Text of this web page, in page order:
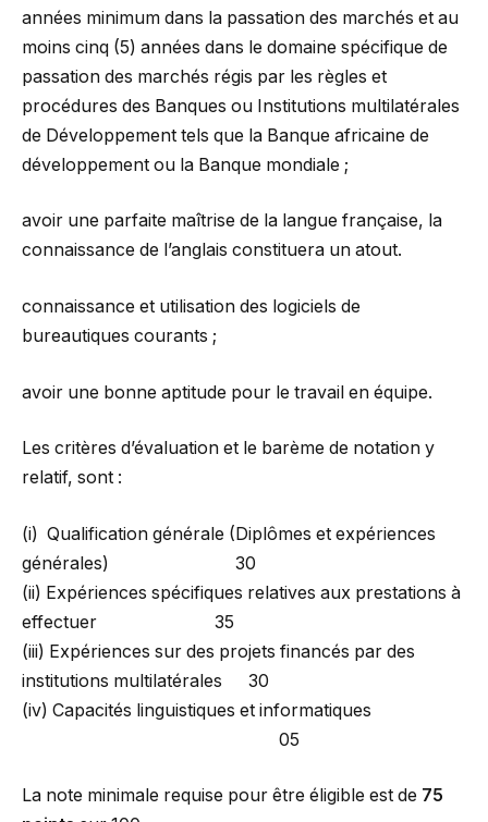
années minimum dans la passation des marchés et au
moins cinq (5) années dans le domaine spécifique de
passation des marchés régis par les règles et
procédures des Banques ou Institutions multilatérales
de Développement tels que la Banque africaine de
développement ou la Banque mondiale ;
avoir une parfaite maîtrise de la langue française, la
connaissance de l’anglais constituera un atout.
connaissance et utilisation des logiciels de
bureautiques courants ;
avoir une bonne aptitude pour le travail en équipe.
Les critères d’évaluation et le barème de notation y
relatif, sont :
(i) Qualification générale (Diplômes et expériences
générales) 30
(ii) Expériences spécifiques relatives aux prestations à
effectuer 35
(iii) Expériences sur des projets financés par des
institutions multilatérales 30
(iv) Capacités linguistiques et informatiques
05
La note minimale requise pour être éligible est de 75